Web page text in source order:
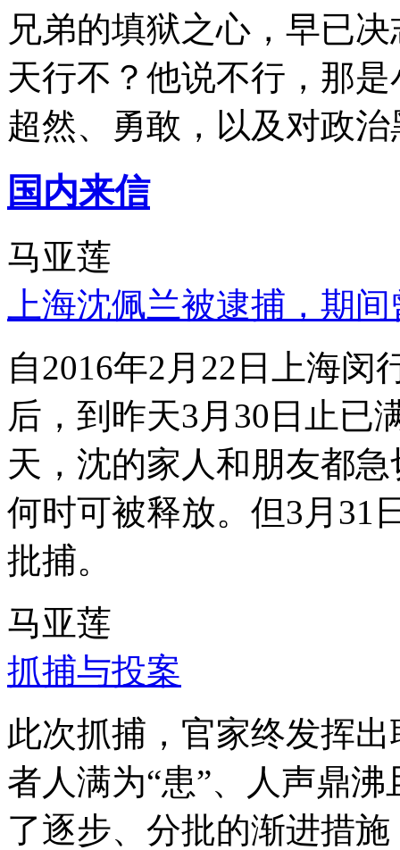
兄弟的填狱之心，早已
天行不？他说不行，那
超然、勇敢，以及对政
国内来信
马亚莲
上海沈佩兰被逮捕，期
自2016年2月22日上海
后，到昨天3月30日止已
天，沈的家人和朋友都
何时可被释放。但3月31
批捕。
马亚莲
抓捕与投案
此次抓捕，官家终发挥
者人满为“患”、人声鼎
了逐步、分批的渐进措